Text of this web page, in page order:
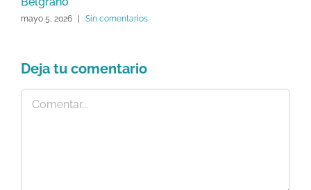
mayo 5, 2026 Sin comentarios
Deja tu comentario